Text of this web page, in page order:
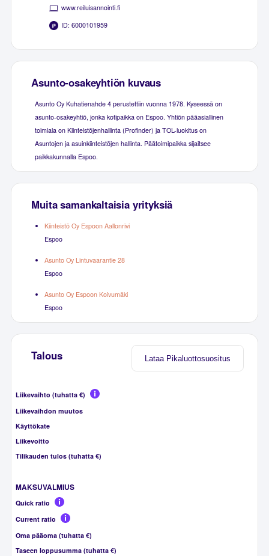
www.reiluisannointi.fi
ID: 6000101959
Asunto-osakeyhtiön kuvaus
Asunto Oy Kuhatienahde 4 perustettiin vuonna 1978. Kyseessä on
asunto-osakeyhtiö, jonka kotipaikka on Espoo. Yhtiön pääasiallinen
toimiala on Kiinteistöjenhallinta (Profinder) ja TOL-luokitus on
Asuntojen ja asuinkiinteistöjen hallinta. Päätoimipaikka sijaitsee
paikkakunnalla Espoo.
Muita samankaltaisia yrityksiä
Kiinteistö Oy Espoon Aallonrivi
Espoo
Asunto Oy Lintuvaarantie 28
Espoo
Asunto Oy Espoon Koivumäki
Espoo
Lataa Pikaluottosuositus
Talous
Liikevaihto (tuhatta €)
Liikevaihdon muutos
Käyttökate
Liikevoitto
Tilikauden tulos (tuhatta €)
MAKSUVALMIUS
Quick ratio
Current ratio
Oma pääoma (tuhatta €)
Taseen loppusumma (tuhatta €)